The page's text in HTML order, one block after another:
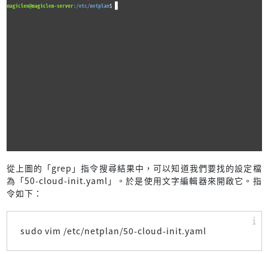
從上圖的「grep」指令搜尋結果中，可以知道我們要找的設定檔
為「50-cloud-init.yaml」。於是使用文字編輯器來開啟它。指
令如下：
sudo vim /etc/netplan/50-cloud-init.yaml